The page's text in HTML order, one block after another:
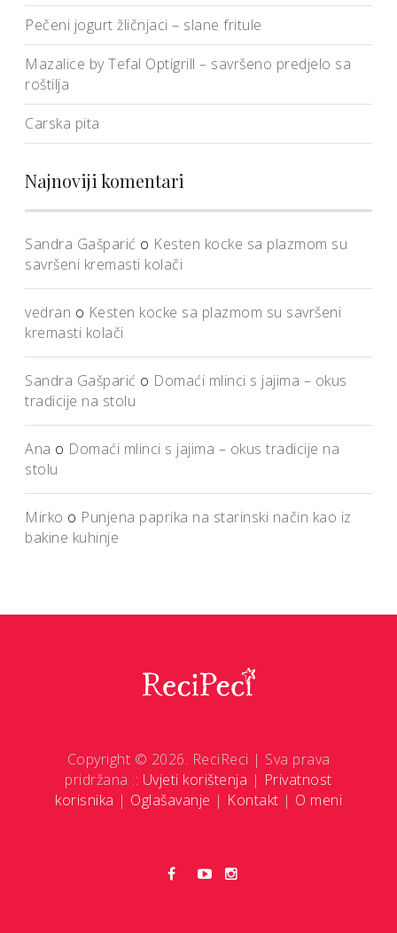
Pečeni jogurt žličnjaci – slane fritule
Mazalice by Tefal Optigrill – savršeno predjelo sa
roštilja
Carska pita
Najnoviji komentari
Sandra Gašparić o Kesten kocke sa plazmom su
savršeni kremasti kolači
vedran o Kesten kocke sa plazmom su savršeni
kremasti kolači
Sandra Gašparić o Domaći mlinci s jajima – okus
tradicije na stolu
Ana o Domaći mlinci s jajima – okus tradicije na
stolu
Mirko o Punjena paprika na starinski način kao iz
bakine kuhinje
Copyright © 2026. ReciReci | Sva prava
pridržana :: Uvjeti korištenja | Privatnost
korisnika | Oglašavanje | Kontakt | O meni